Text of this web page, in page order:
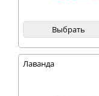
Выбрать
Лаванда